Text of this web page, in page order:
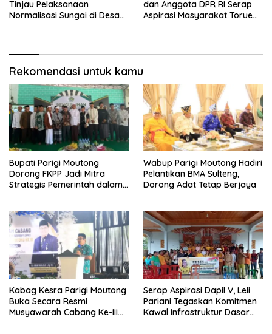
Tinjau Pelaksanaan
Normalisasi Sungai di Desa
dan Anggota DPR RI Serap
Aspirasi Masyarakat Torue
Rekomendasi untuk kamu
Bupati Parigi Moutong
Dorong FKPP Jadi Mitra
Strategis Pemerintah dalam
Wabup Parigi Moutong Hadiri
Pelantikan BMA Sulteng,
Dorong Adat Tetap Berjaya
Kabag Kesra Parigi Moutong
Buka Secara Resmi
Musyawarah Cabang Ke-III
Serap Aspirasi Dapil V, Leli
Pariani Tegaskan Komitmen
Kawal Infrastruktur Dasar